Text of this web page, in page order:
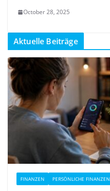
October 28, 2025
Aktuelle Beiträge
FINANZEN PERSÖNLICHE FINANZEN